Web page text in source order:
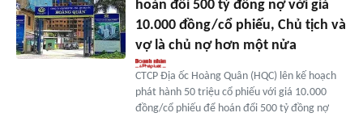
hoán đổi 500 tỷ đồng nợ với giá
10.000 đồng/cổ phiếu, Chủ tịch và
vợ là chủ nợ hơn một nửa
CTCP Địa ốc Hoàng Quân (HQC) lên kế hoạch
phát hành 50 triệu cổ phiếu với giá 10.000
đồng/cổ phiếu để hoán đổi 500 tỷ đồng nợ